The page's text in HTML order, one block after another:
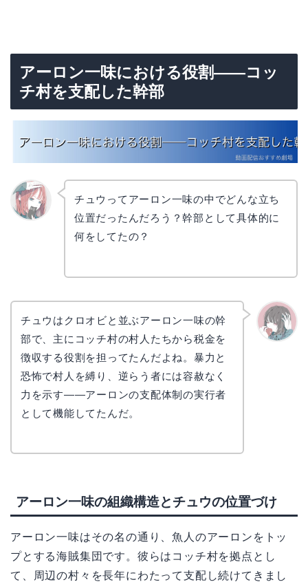
アーロン一味における役割——コッ
チ村を支配した幹部
チュウってアーロン一味の中でどんな立ち
位置だったんだろう？幹部として具体的に
何をしてたの？
チュウはクロオビと並ぶアーロン一味の幹
部で、主にコッチ村の村人たちから税金を
徴収する役割を担ってたんだよね。暴力と
恐怖で村人を縛り、逆らう者には容赦なく
力を示す——アーロンの支配体制の実行者
として機能してたんだ。
アーロン一味の組織構造とチュウの位置づけ
アーロン一味はその名の通り、魚人のアーロンをトッ
プとする海賊集団です。彼らはコッチ村を拠点とし
て、周辺の村々を長年にわたって支配し続けてきまし